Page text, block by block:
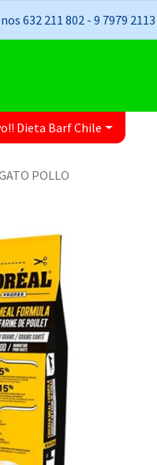
632 211 802 - 9 7979
Dieta Barf Chile
POLLO